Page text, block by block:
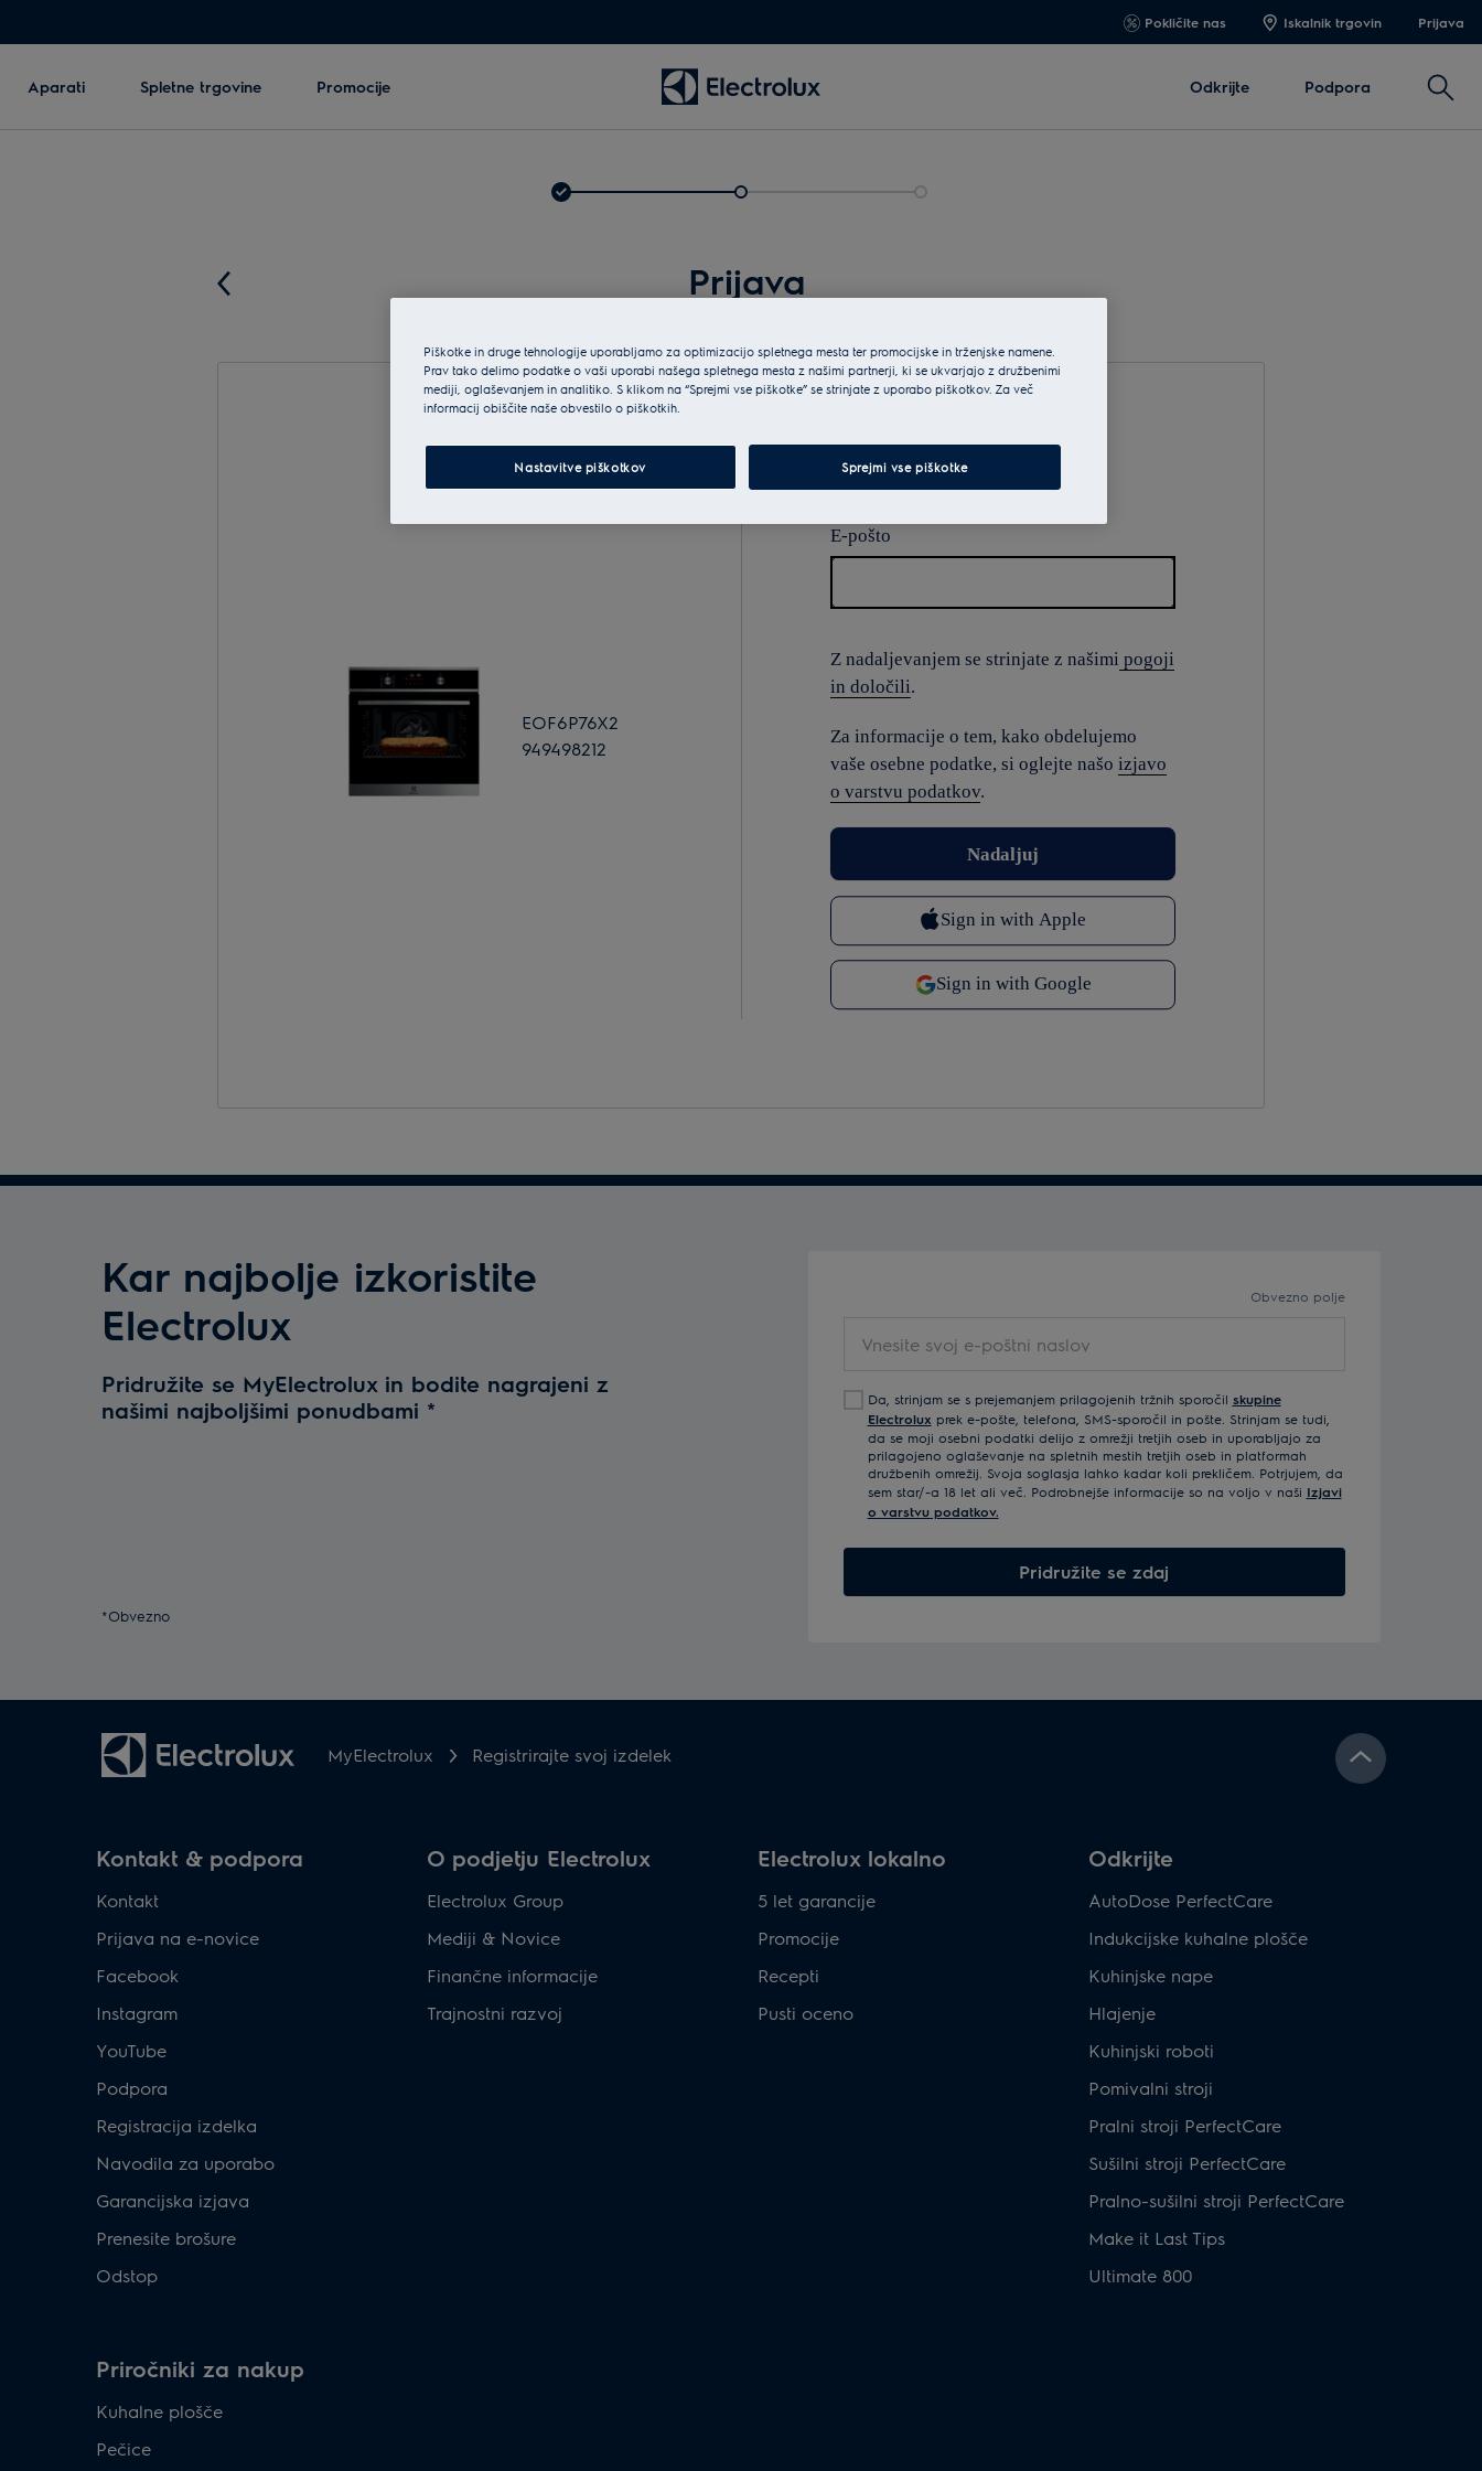
Pokličite nas Iskalnik trgovin Prijava
Aparati Spletne trgovine Promocije Odkrijte Podpora Išči
Prijava
EOF6P76X2
949498212
Vnesite e-pošto
E-pošto
Z nadaljevanjem se strinjate z našimi pogoji
in določili.
Za informacije o tem, kako obdelujemo
vaše osebne podatke, si oglejte našo izjavo
o varstvu podatkov.
Kar najbolje izkoristite
Electrolux
Pridružite se MyElectrolux in bodite nagrajeni z
našimi najboljšimi ponudbami *
*Obvezno
Obvezno polje
Da, strinjam se s prejemanjem prilagojenih tržnih sporočil skupine
Electrolux prek e-pošte, telefona, SMS-sporočil in pošte. Strinjam se tudi,
da se moji osebni podatki delijo z omrežji tretjih oseb in uporabljajo za
prilagojeno oglaševanje na spletnih mestih tretjih oseb in platformah
družbenih omrežij. Svoja soglasja lahko kadar koli prekličem. Potrjujem, da
sem star/-a 18 let ali več. Podrobnejše informacije so na voljo v naši Izjavi
o varstvu podatkov.
Pridružite se zdaj
MyElectrolux Registrirajte svoj izdelek
Kontakt & podpora
Kontakt
Prijava na e-novice
Facebook
Instagram
YouTube
Podpora
Registracija izdelka
Navodila za uporabo
Garancijska izjava
Prenesite brošure
Odstop
O podjetju Electrolux
Electrolux Group
Mediji & Novice
Finančne informacije
Trajnostni razvoj
Electrolux lokalno
5 let garancije
Promocije
Recepti
Pusti oceno
Odkrijte
AutoDose PerfectCare
Indukcijske kuhalne plošče
Kuhinjske nape
Hlajenje
Kuhinjski roboti
Pomivalni stroji
Pralni stroji PerfectCare
Sušilni stroji PerfectCare
Pralno-sušilni stroji PerfectCare
Make it Last Tips
Ultimate 800
Priročniki za nakup
Kuhalne plošče
Pečice
Piškotke in druge tehnologije uporabljamo za optimizacijo spletnega mesta ter promocijske in trženjske namene.
Prav tako delimo podatke o vaši uporabi našega spletnega mesta z našimi partnerji, ki se ukvarjajo z družbenimi
mediji, oglaševanjem in analitiko. S klikom na “Sprejmi vse piškotke” se strinjate z uporabo piškotkov. Za več
informacij obiščite naše obvestilo o piškotkih.
Nastavitve piškotkov Sprejmi vse piškotke